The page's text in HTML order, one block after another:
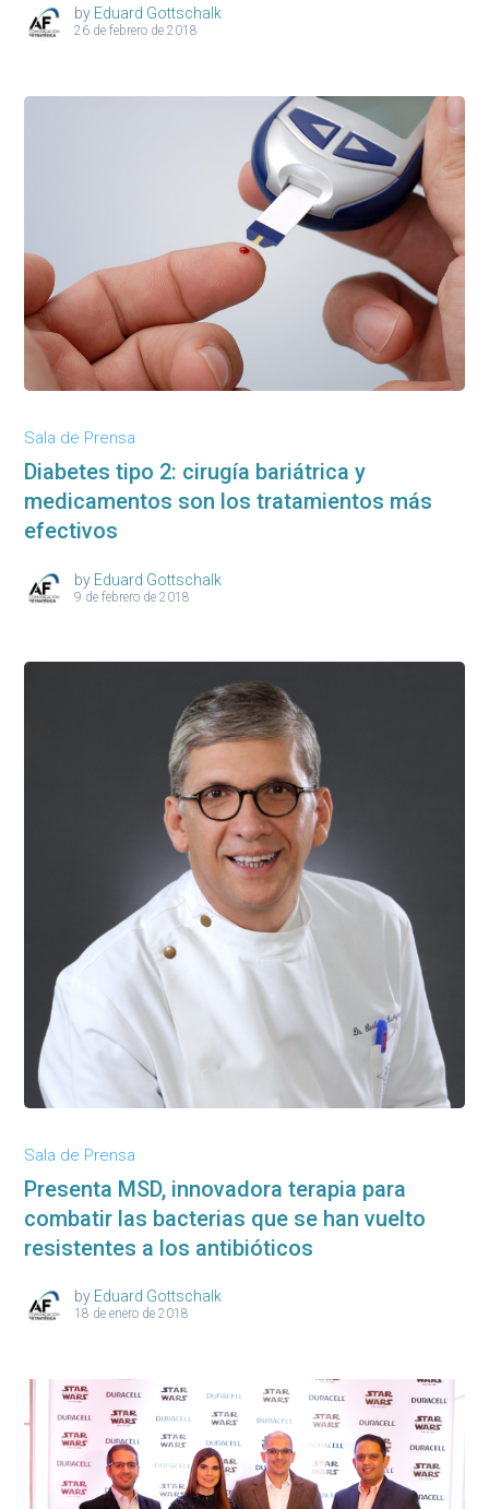
by Eduard Gottschalk
26 de febrero de 2018
Sala de Prensa
Diabetes tipo 2: cirugía bariátrica y
medicamentos son los tratamientos más
efectivos
by Eduard Gottschalk
9 de febrero de 2018
Sala de Prensa
Presenta MSD, innovadora terapia para
combatir las bacterias que se han vuelto
resistentes a los antibióticos
by Eduard Gottschalk
18 de enero de 2018